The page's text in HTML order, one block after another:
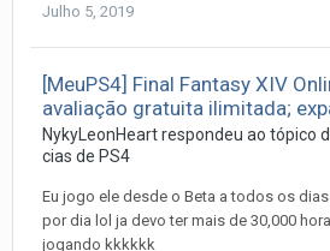
Julho 5, 2019
[MeuPS4] Final Fantasy XIV
avaliação gratuita ilimitada;
NykyLeonHeartrespondeu ao tópico
cias de PS4
Eu jogo ele desde o Beta a todos os
por dia lol ja devo ter mais de 30,000
jogando kkkkkk